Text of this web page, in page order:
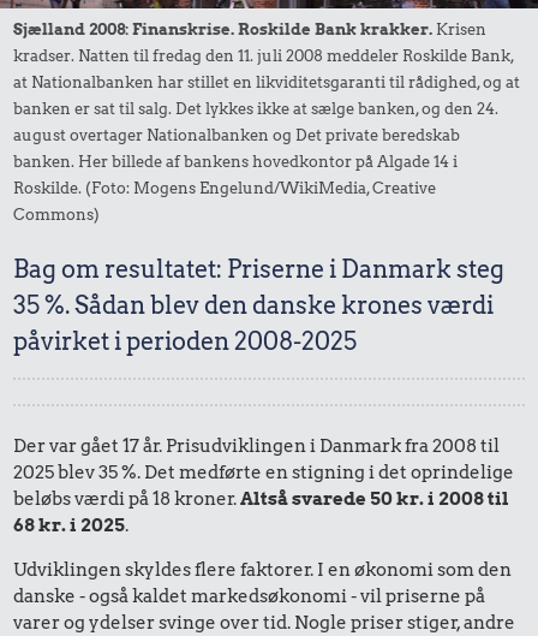
Sjælland 2008: Finanskrise. Roskilde Bank krakker. Krisen
kradser. Natten til fredag den 11. juli 2008 meddeler Roskilde Bank,
at Nationalbanken har stillet en likviditetsgaranti til rådighed, og at
banken er sat til salg. Det lykkes ikke at sælge banken, og den 24.
august overtager Nationalbanken og Det private beredskab
banken. Her billede af bankens hovedkontor på Algade 14 i
Roskilde. (Foto: Mogens Engelund/WikiMedia, Creative
Commons)
Bag om resultatet: Priserne i Danmark steg
35 %. Sådan blev den danske krones værdi
påvirket i perioden 2008-2025
Der var gået 17 år. Prisudviklingen i Danmark fra 2008 til
2025 blev 35 %. Det medførte en stigning i det oprindelige
beløbs værdi på 18 kroner.Altså svarede 50 kr. i 2008 til
68 kr. i 2025.
Udviklingen skyldes flere faktorer. I en økonomi som den
danske - også kaldet markedsøkonomi - vil priserne på
varer og ydelser svinge over tid. Nogle priser stiger, andre